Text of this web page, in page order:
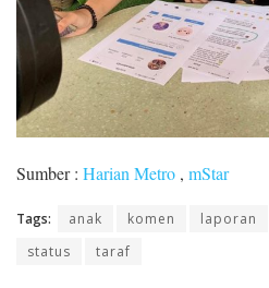
Sumber : Harian Metro , mStar
Tags: anak komen laporan
status
taraf